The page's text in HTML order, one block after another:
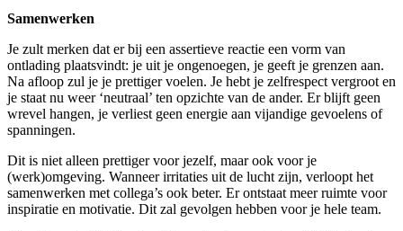
Samenwerken
Je zult merken dat er bij een assertieve reactie een vorm van
ontlading plaatsvindt: je uit je ongenoegen, je geeft je grenzen aan.
Na afloop zul je je prettiger voelen. Je hebt je zelfrespect vergroot en
je staat nu weer ‘neutraal’ ten opzichte van de ander. Er blijft geen
wrevel hangen, je verliest geen energie aan vijandige gevoelens of
spanningen.
Dit is niet alleen prettiger voor jezelf, maar ook voor je
(werk)omgeving. Wanneer irritaties uit de lucht zijn, verloopt het
samenwerken met collega’s ook beter. Er ontstaat meer ruimte voor
inspiratie en motivatie. Dit zal gevolgen hebben voor je hele team.